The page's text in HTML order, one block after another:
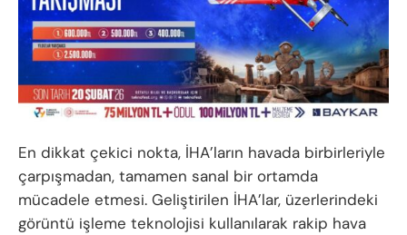
En dikkat çekici nokta, İHA’ların havada birbirleriyle
çarpışmadan, tamamen sanal bir ortamda
mücadele etmesi. Geliştirilen İHA’lar, üzerlerindeki
görüntü işleme teknolojisi kullanılarak rakip hava